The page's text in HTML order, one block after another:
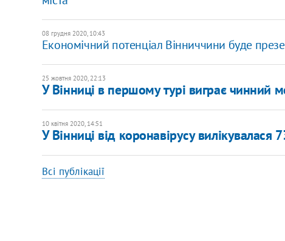
08 грудня 2020, 10:43
Економічний потенціал Вінниччини буде
25 жовтня 2020, 22:13
У Вінниці в першому турі виграє чинний
10 квітня 2020, 14:51
У Вінниці від коронавірусу вилікувалася
Всі публікації